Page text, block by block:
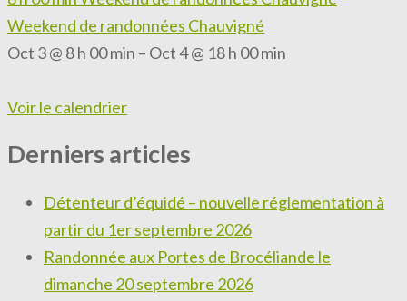
Weekend de randonnées Chauvigné
Oct 3 @ 8 h 00 min – Oct 4 @ 18 h 00 min
Voir le calendrier
Derniers articles
Détenteur d’équidé – nouvelle réglementation à
partir du 1er septembre 2026
Randonnée aux Portes de Brocéliande le
dimanche 20 septembre 2026